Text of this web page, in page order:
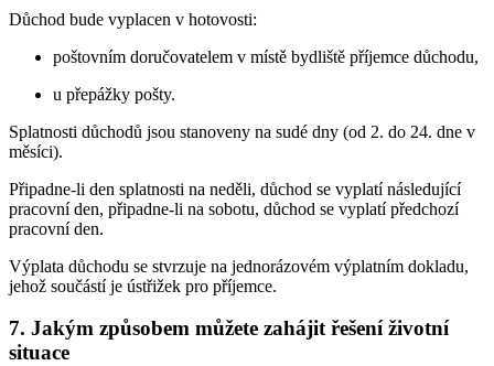
Důchod bude vyplacen v hotovosti:
poštovním doručovatelem v místě bydliště příjemce důchodu,
u přepážky pošty.
Splatnosti důchodů jsou stanoveny na sudé dny (od 2. do 24. dne v
měsíci).
Připadne-li den splatnosti na neděli, důchod se vyplatí následující
pracovní den, připadne-li na sobotu, důchod se vyplatí předchozí
pracovní den.
Výplata důchodu se stvrzuje na jednorázovém výplatním dokladu,
jehož součástí je ústřižek pro příjemce.
7. Jakým způsobem můžete zahájit řešení životní
situace